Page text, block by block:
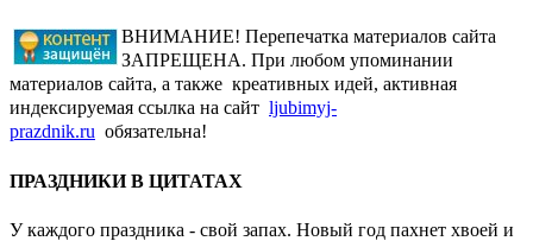
ВНИМАНИЕ! Перепечатка материалов сайта
ЗАПРЕЩЕНА. При любом упоминании
материалов сайта, а также креативных идей, активная
индексируемая ссылка на сайт ljubimyj-
prazdnik.ru обязательна!
ПРАЗДНИКИ В ЦИТАТАХ
У каждого праздника - свой запах. Новый год пахнет хвоей и